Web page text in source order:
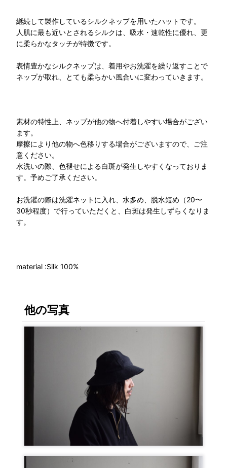
継続して製作しているシルクネップを用いたハットです。
人肌に最も近いとされるシルクは、吸水・速乾性に優れ、更
に柔らかなタッチが特徴です。
表情豊かなシルクネップは、着用やお洗濯を繰り返すことで
ネップが取れ、とても柔らかい風合いに変わっていきます。
素材の特性上、ネップが他の物へ付着しやすい場合がござい
ます。
摩擦により他の物へ色移りする場合がございますので、ご注
意ください。
水洗いの際、色褪せによる白斑が発生しやすくなっておりま
す。予めご了承ください。
お洗濯の際は洗濯ネットに入れ、水多め、脱水短め（20〜
30秒程度）で行っていただくと、白斑は発生しずらくなりま
す。
material :Silk 100%
他の写真